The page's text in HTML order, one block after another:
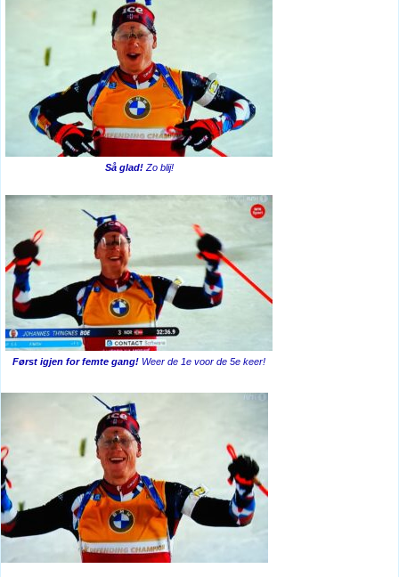
Så glad!Zo blij!
Først igjen for femte gang! Weer de 1e voor de 5e keer!